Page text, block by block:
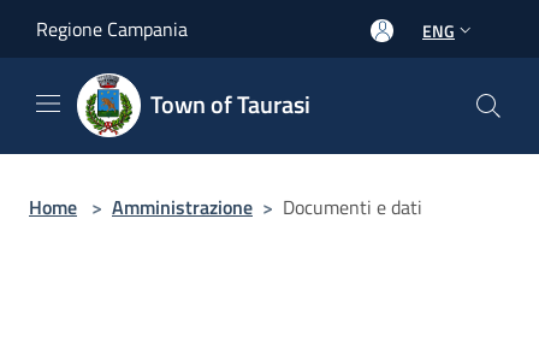
Regione Campania ENG
Town of Taurasi
Home > Amministrazione > Documenti e dati